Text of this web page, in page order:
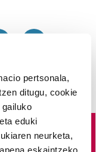
pertsonala,
ditugu, cookie
eduki
neurketa,
eskaintzeko.